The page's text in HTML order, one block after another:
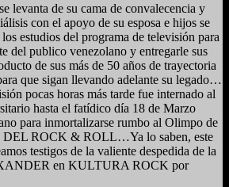
levanta de su cama de convalecencia y
con el apoyo de su esposa e hijos se
estudios del programa de televisión para
del publico venezolano y entregarle sus
de sus más de 50 años de trayectoria
que sigan llevando adelante su legado…
pocas horas más tarde fue internado al
hasta el fatídico día 18 de Marzo
para inmortalizarse rumbo al Olimpo de
ROCK & ROLL…Ya lo saben, este
testigos de la valiente despedida de la
en KULTURA ROCK por